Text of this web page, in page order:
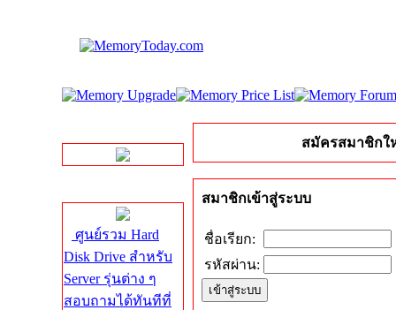
ศูนย์รวม Hard
Disk Drive สำหรับ
Server รุ่นต่าง ๆ
สอบถามได้ทันทีที่
สมัครสมาชิกใ
สมาชิกเข้าสู่ระบบ
ชื่อเรียก:
รหัสผ่าน: